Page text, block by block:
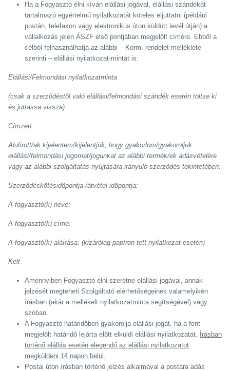
Ha a Fogyasztó élni kíván elállási jogával, elállási szándékát
tartalmazó egyértelmű nyilatkozatát köteles eljuttatni (például
postán, telefaxon vagy elektronikus úton küldött levél útján) a
vállalkozás jelen ÁSZF első pontjában megjelölt címére. Ebből a
célból felhasználhatja az alábbi – Korm. rendelet melléklete
szerinti – elállási nyilatkozat-mintát is:
Elállási/Felmondási nyilatkozatminta
(csak a szerzõdéstõl való elállási/felmondási szándék esetén töltse ki
és juttassa vissza)
Címzett:
Alulírott/ak kijelentem/kijelentjük, hogy gyakorlom/gyakoroljuk
elállási/felmondási jogomat/jogunkat az alábbi termék/ek adásvételére
vagy az alábbi szolgáltatás nyújtására irányuló szerzõdés tekintetében:
Szerzõdéskötésidõpontja /átvétel idõpontja:
A fogyasztó(k) neve:
A fogyasztó(k) címe:
A fogyasztó(k) aláírása: (kizárólag papíron tett nyilatkozat esetén)
Kelt
Amennyiben Fogyasztó élni szeretne elállási jogával, annak
jelzését megteheti Szolgáltató elérhetőségeinek valamelyikén
írásban (akár a mellékelt nyilatkozatminta segítségével) vagy
szóban.
A Fogyasztó határidőben gyakorolja elállási jogát, ha a fent
megjelölt határidő lejárta előtt elküldi elállási nyilatkozatát.
Írásban
történő elállás esetén elegendő az elállási nyilatkozatot
megküldeni 14 napon belül.
Postai úton írásban történő jelzés alkalmával a postára adás